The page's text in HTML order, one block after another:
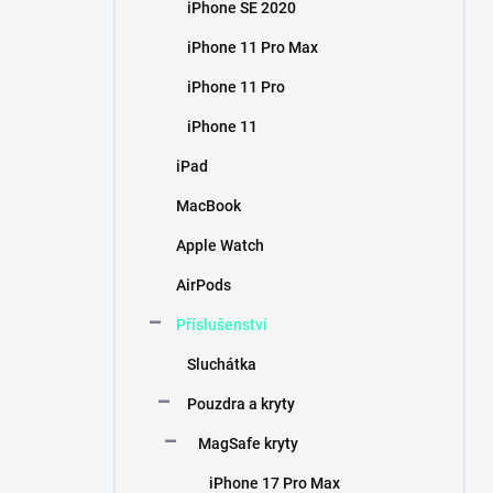
iPhone SE 2020
iPhone 11 Pro Max
iPhone 11 Pro
iPhone 11
iPad
MacBook
Apple Watch
AirPods
Příslušenství
Sluchátka
Pouzdra a kryty
MagSafe kryty
iPhone 17 Pro Max